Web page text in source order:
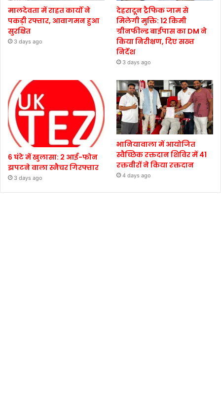
मालदेवता में राहत कार्यों ने
पकड़ी रफ्तार, आवागमन हुआ
सुरक्षित
3 days ago
देहरादून ट्रैफिक जाम से
मिलेगी मुक्ति: 12 किमी
ग्रीनफील्ड बाईपास का DM ने
किया निरीक्षण, दिए सख्त
निर्देश
3 days ago
6 घंटे में खुलासा: 2 आई-फोन
झपटने वाला स्नैचर गिरफ्तार
3 days ago
भानियावाला में आयोजित
स्वैच्छिक रक्तदान शिविर में 41
रक्तवीरों ने किया रक्तदान
4 days ago